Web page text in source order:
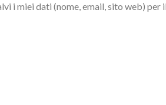
i miei dati (nome, email, sito web) per